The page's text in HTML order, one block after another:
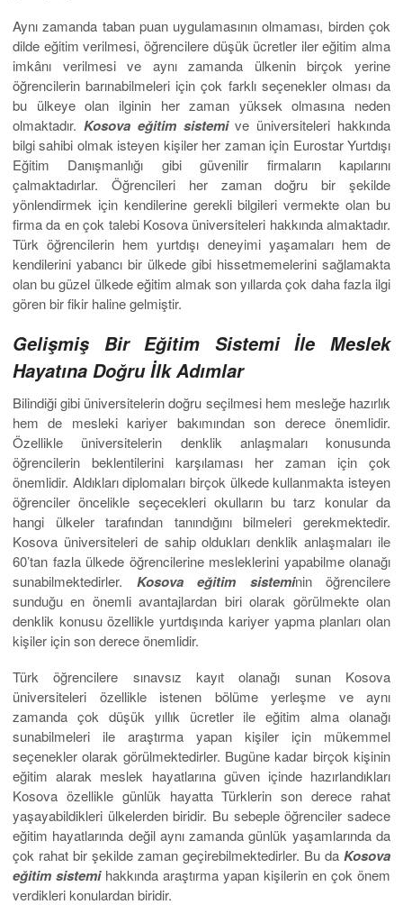
Aynı zamanda taban puan uygulamasının olmaması, birden çok
dilde eğitim verilmesi, öğrencilere düşük ücretler iler eğitim alma
imkânı verilmesi ve aynı zamanda ülkenin birçok yerine
öğrencilerin barınabilmeleri için çok farklı seçenekler olması da
bu ülkeye olan ilginin her zaman yüksek olmasına neden
olmaktadır. Kosova eğitim sistemive üniversiteleri hakkında
bilgi sahibi olmak isteyen kişiler her zaman için Eurostar Yurtdışı
Eğitim Danışmanlığı gibi güvenilir firmaların kapılarını
çalmaktadırlar. Öğrencileri her zaman doğru bir şekilde
yönlendirmek için kendilerine gerekli bilgileri vermekte olan bu
firma da en çok talebi Kosova üniversiteleri hakkında almaktadır.
Türk öğrencilerin hem yurtdışı deneyimi yaşamaları hem de
kendilerini yabancı bir ülkede gibi hissetmemelerini sağlamakta
olan bu güzel ülkede eğitim almak son yıllarda çok daha fazla ilgi
gören bir fikir haline gelmiştir.
Gelişmiş Bir Eğitim Sistemi İle Meslek
Hayatına Doğru İlk Adımlar
Bilindiği gibi üniversitelerin doğru seçilmesi hem mesleğe hazırlık
hem de mesleki kariyer bakımından son derece önemlidir.
Özellikle üniversitelerin denklik anlaşmaları konusunda
öğrencilerin beklentilerini karşılaması her zaman için çok
önemlidir. Aldıkları diplomaları birçok ülkede kullanmakta isteyen
öğrenciler öncelikle seçecekleri okulların bu tarz konular da
hangi ülkeler tarafından tanındığını bilmeleri gerekmektedir.
Kosova üniversiteleri de sahip oldukları denklik anlaşmaları ile
60’tan fazla ülkede öğrencilerine mesleklerini yapabilme olanağı
sunabilmektedirler. Kosova eğitim sisteminin öğrencilere
sunduğu en önemli avantajlardan biri olarak görülmekte olan
denklik konusu özellikle yurtdışında kariyer yapma planları olan
kişiler için son derece önemlidir.
Türk öğrencilere sınavsız kayıt olanağı sunan Kosova
üniversiteleri özellikle istenen bölüme yerleşme ve aynı
zamanda çok düşük yıllık ücretler ile eğitim alma olanağı
sunabilmeleri ile araştırma yapan kişiler için mükemmel
seçenekler olarak görülmektedirler. Bugüne kadar birçok kişinin
eğitim alarak meslek hayatlarına güven içinde hazırlandıkları
Kosova özellikle günlük hayatta Türklerin son derece rahat
yaşayabildikleri ülkelerden biridir. Bu sebeple öğrenciler sadece
eğitim hayatlarında değil aynı zamanda günlük yaşamlarında da
çok rahat bir şekilde zaman geçirebilmektedirler. Bu da Kosova
eğitim sistemihakkında araştırma yapan kişilerin en çok önem
verdikleri konulardan biridir.